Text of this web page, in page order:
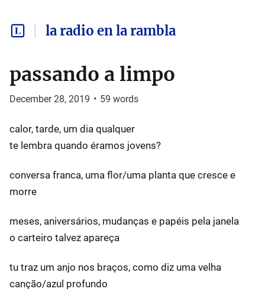
la radio en la rambla
passando a limpo
December 28, 2019 • 59 words
calor, tarde, um dia qualquer
te lembra quando éramos jovens?
conversa franca, uma flor/uma planta que cresce e
morre
meses, aniversários, mudanças e papéis pela janela
o carteiro talvez apareça
tu traz um anjo nos braços, como diz uma velha
canção/azul profundo